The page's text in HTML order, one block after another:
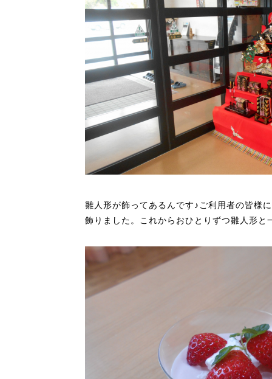
雛人形が飾ってあるんです♪ ご利用者の皆様
飾りました。これからおひとりずつ雛人形と